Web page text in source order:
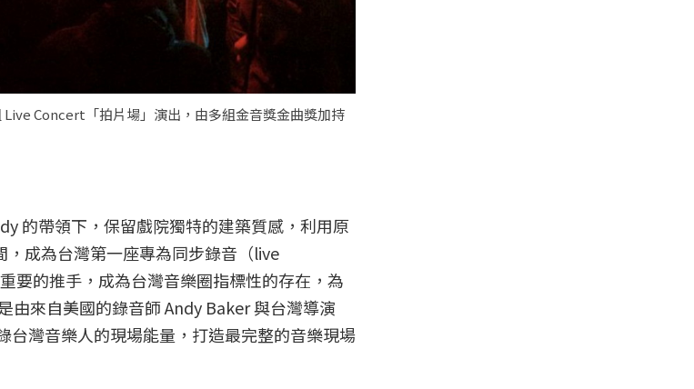
Concert「拍片場」演出，由多組金音獎金曲獎加持
的帶領下，保留戲院獨特的建築質感，利用原
成為台灣第一座專為同步錄音（live
要的推手，成為台灣音樂圈指標性的存在，為
由來自美國的錄音師 Andy Baker 與台灣導演
灣音樂人的現場能量，打造最完整的音樂現場